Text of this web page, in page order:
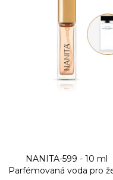
NANITA-599 - 10 ml
Parfémovaná voda pro